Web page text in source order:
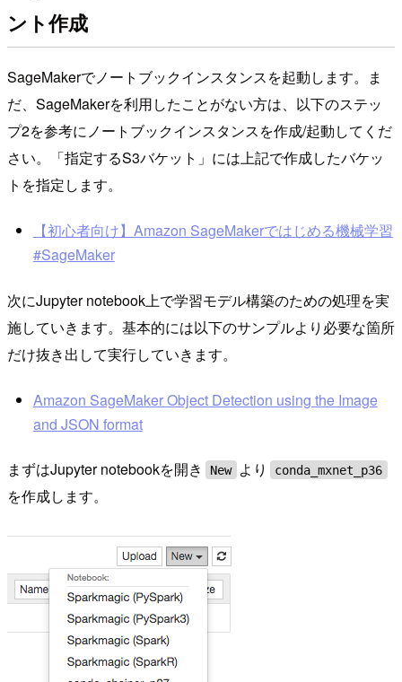
ント作成
SageMakerでノートブックインスタンスを起動します。ま
だ、SageMakerを利用したことがない方は、以下のステッ
プ2を参考にノートブックインスタンスを作成/起動してくだ
さい。「指定するS3バケット」には上記で作成したバケッ
トを指定します。
【初心者向け】Amazon SageMakerではじめる機械学習
#SageMaker
次にJupyter notebook上で学習モデル構築のための処理を実
施していきます。基本的には以下のサンプルより必要な箇所
だけ抜き出して実行していきます。
Amazon SageMaker Object Detection using the Image
and JSON format
まずはJupyter notebookを開き New より conda_mxnet_p36
を作成します。